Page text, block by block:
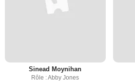
Sinead Moynihan
Rôle : Abby Jones